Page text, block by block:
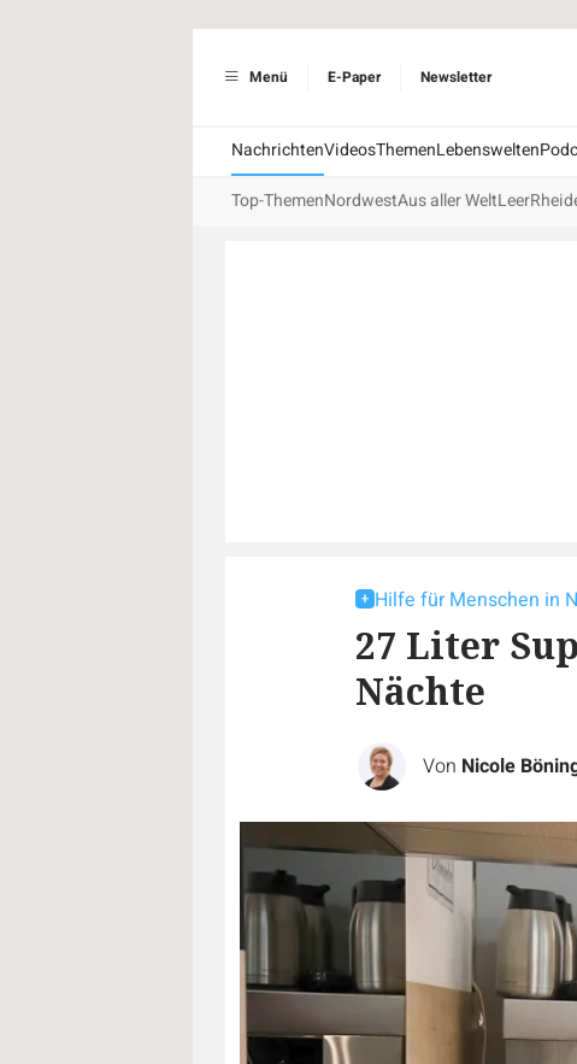
Menü E-Paper Newsletter
NachrichtenVideosThemenLebenswelten
Top-ThemenNordwestAus aller WeltLeer
Hilfe für Menschen in
27 Liter
Nächte
Von Nicole